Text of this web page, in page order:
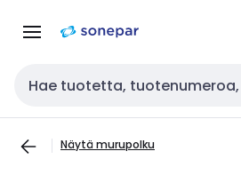
navigointiinsisältöön
Haku
Näytä murupolku